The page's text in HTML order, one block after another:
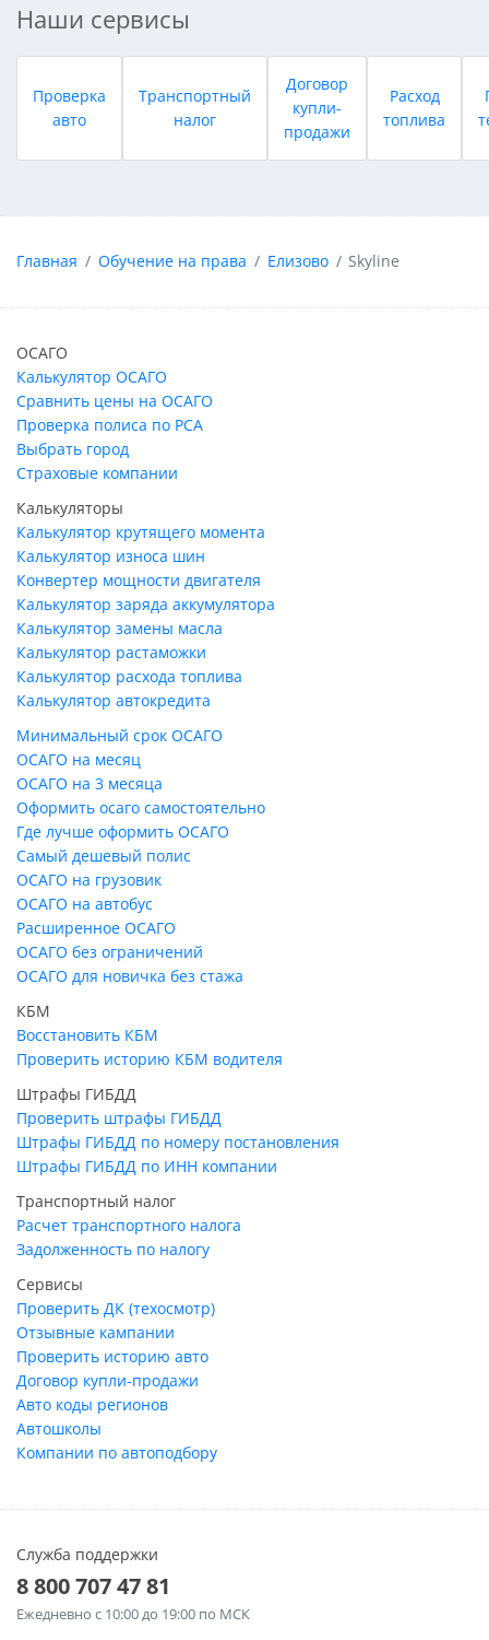
Наши сервисы
Проверка
авто
Транспортный
налог
Договор
купли-
продажи
Расход
топлива
Главная Обучение на права Елизово Skyline
ОСАГО
Калькулятор ОСАГО
Сравнить цены на ОСАГО
Проверка полиса по РСА
Выбрать город
Страховые компании
Калькуляторы
Калькулятор крутящего момента
Калькулятор износа шин
Конвертер мощности двигателя
Калькулятор заряда аккумулятора
Калькулятор замены масла
Калькулятор растаможки
Калькулятор расхода топлива
Калькулятор автокредита
Минимальный срок ОСАГО
ОСАГО на месяц
ОСАГО на 3 месяца
Оформить осаго самостоятельно
Где лучше оформить ОСАГО
Самый дешевый полис
ОСАГО на грузовик
ОСАГО на автобус
Расширенное ОСАГО
ОСАГО без ограничений
ОСАГО для новичка без стажа
КБМ
Восстановить КБМ
Проверить историю КБМ водителя
Штрафы ГИБДД
Проверить штрафы ГИБДД
Штрафы ГИБДД по номеру постановления
Штрафы ГИБДД по ИНН компании
Транспортный налог
Расчет транспортного налога
Задолженность по налогу
Сервисы
Проверить ДК (техосмотр)
Отзывные кампании
Проверить историю авто
Договор купли-продажи
Авто коды регионов
Автошколы
Компании по автоподбору
Служба поддержки
8 800 707 47 81
Ежедневно с 10:00 до 19:00 по МСК